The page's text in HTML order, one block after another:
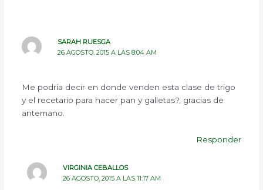
SARAH RUESGA
26 AGOSTO, 2015 A LAS 8:04 AM
Me podría decir en donde venden esta clase de trigo
y el recetario para hacer pan y galletas?, gracias de
antemano.
Responder
VIRGINIA CEBALLOS
26 AGOSTO, 2015 A LAS 11:17 AM